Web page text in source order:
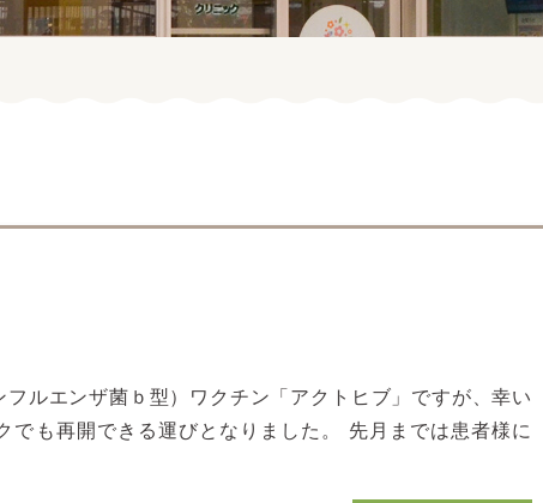
ルエンザ菌ｂ型）ワクチン「アクトヒブ」ですが、幸い
も再開できる運びとなりました。 先月までは患者様に